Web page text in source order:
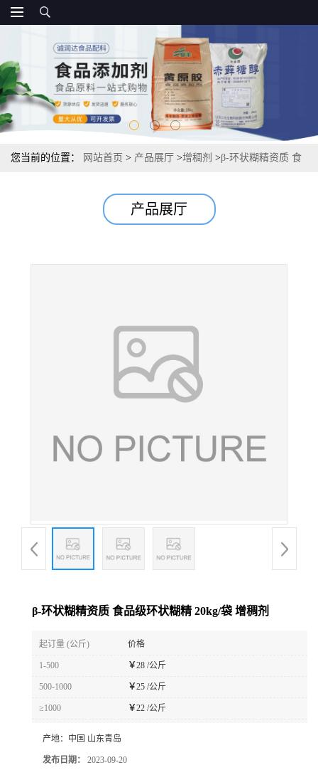
您当前的位置： 网站首页 > 产品展厅 >增稠剂 >β-环状糊精资质 食
产品展厅
β-环状糊精资质 食品级环状糊精 20kg/袋 增稠剂
起订量 (公斤) 价格
1-500 ￥28 /公斤
500-1000 ￥25 /公斤
≥1000 ￥22 /公斤
产地： 中国 山东青岛
发布日期： 2023-09-20